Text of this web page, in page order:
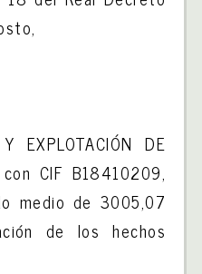
EXPLOTACIÓN DE
con CIF B18410209,
medio de 3005,07
de los hechos